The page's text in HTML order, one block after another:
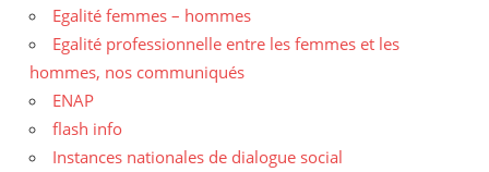
Egalité femmes – hommes
Egalité professionnelle entre les femmes et les
hommes, nos communiqués
ENAP
flash info
Instances nationales de dialogue social